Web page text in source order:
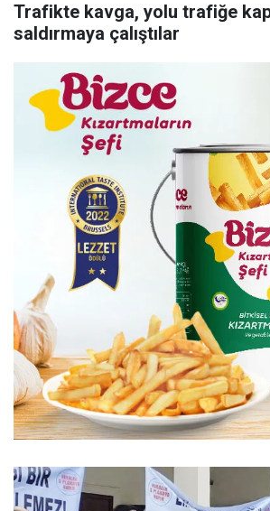
Trafikte kavga, yolu trafiğe
saldırmaya çalıştılar